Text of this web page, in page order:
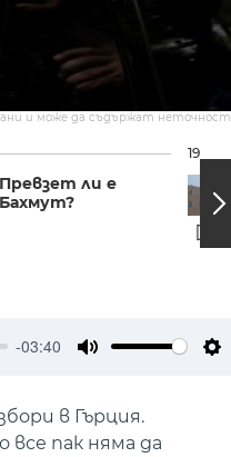
и може да съдържат
Превзет ли е
Бахмут?
19:03,
-03:40
в Гърция.
пак няма да